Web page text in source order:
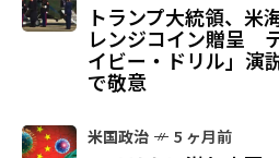
トランプ大統領、米
レンジコイン贈呈
イビー・ドリル」演
で敬意
米国政治 5 ヶ月前